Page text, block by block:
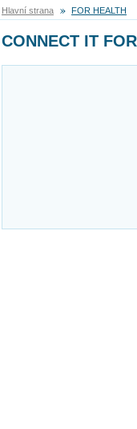
Hlavní strana FOR HEALTH
CONNECT IT